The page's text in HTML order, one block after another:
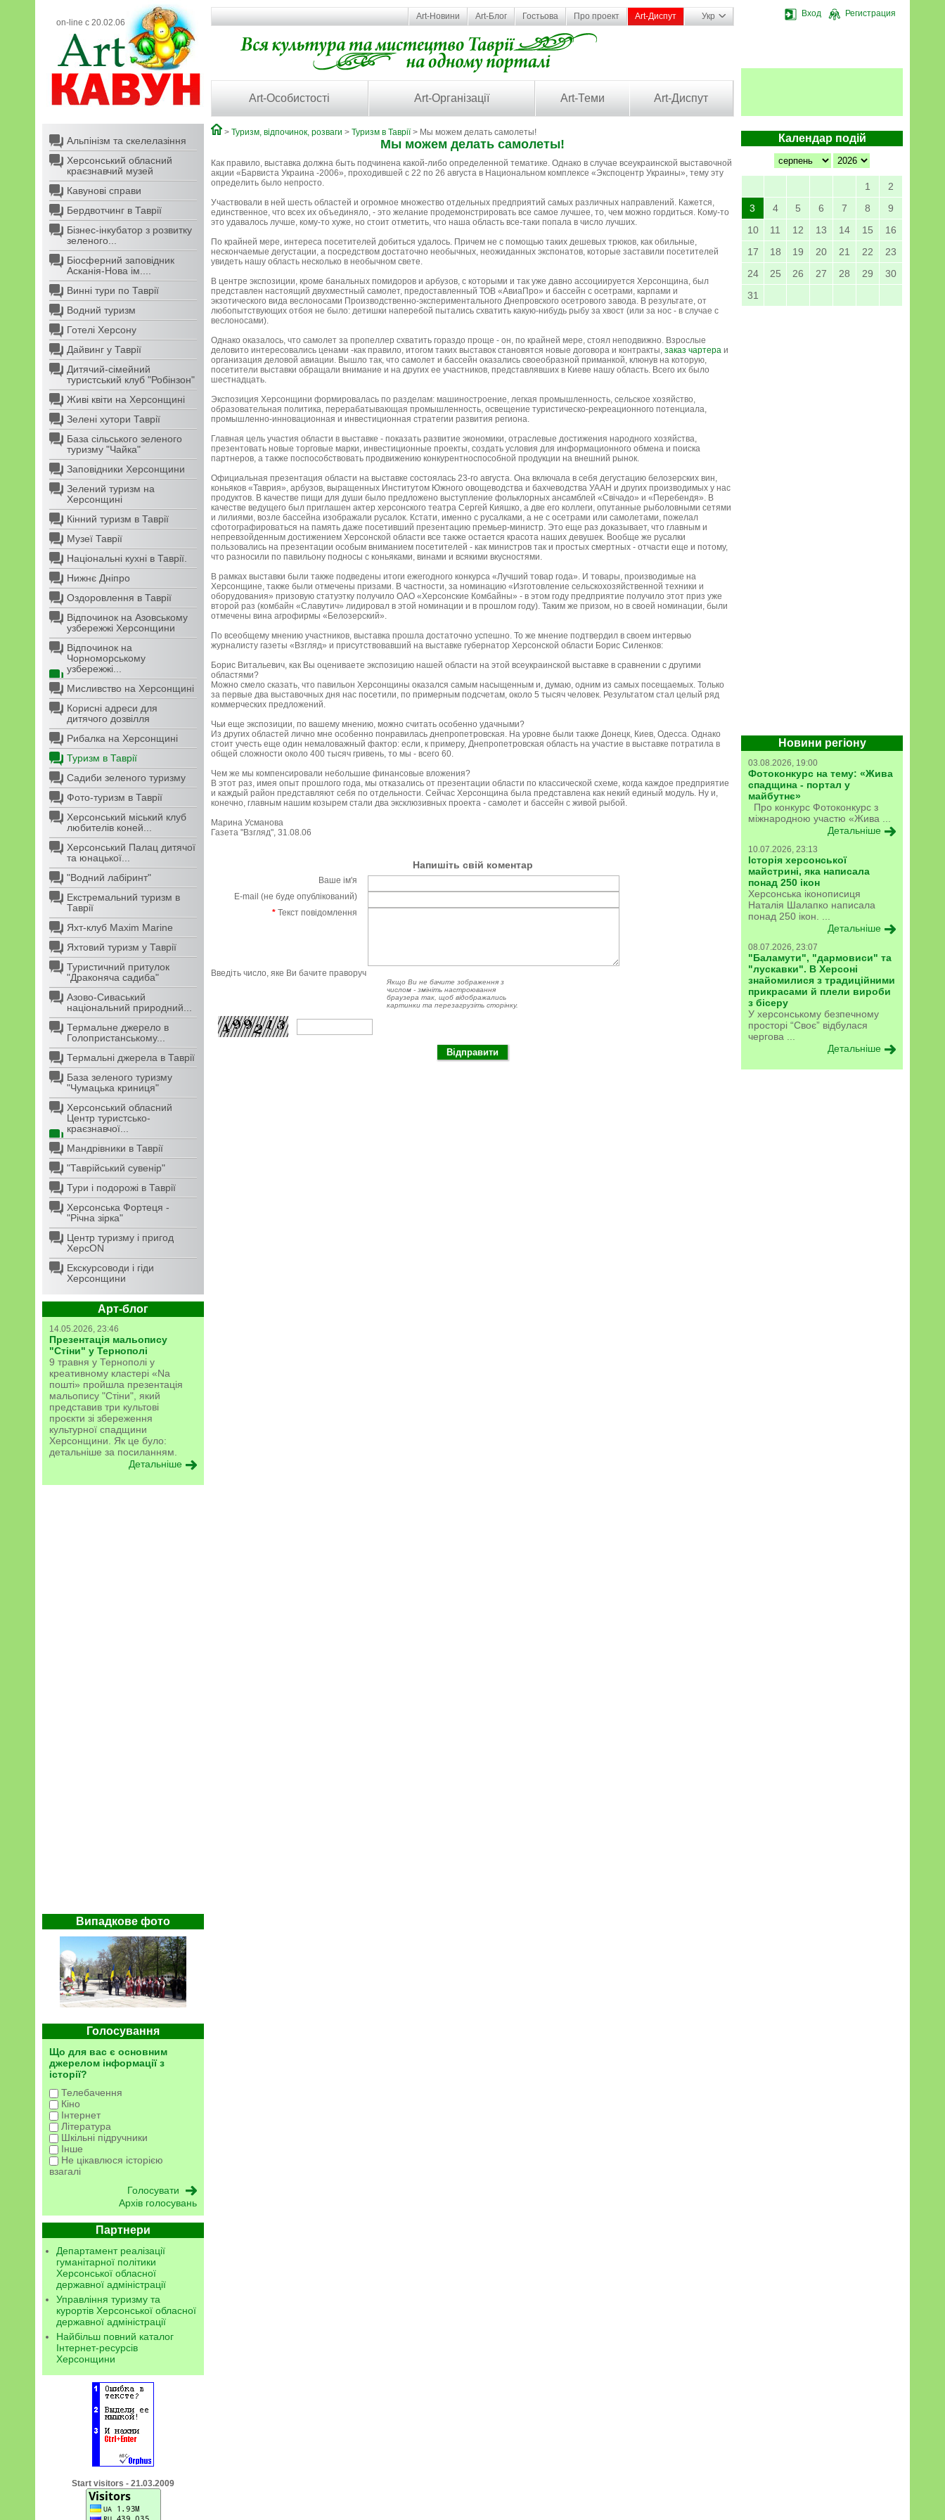
on-line с 20.02.06
Вход Регистрация
Art-Новини Art-Блог Гостьова Про проект Art-Диспут Укр
Art-Особистості Art-Організації Art-Теми Art-Диспут
Альпінізм та скелелазіння
Херсонський обласний
краєзнавчий музей
Кавунові справи
Бердвотчинг в Таврії
Бізнес-інкубатор з розвитку
зеленого...
Біосферний заповідник
Асканія-Нова ім....
Винні тури по Таврії
Водний туризм
Готелі Херсону
Дайвинг у Таврії
Дитячий-сімейний
туристський клуб "Робінзон"
Живі квіти на Херсонщині
Зелені хутори Таврії
База сільського зеленого
туризму "Чайка"
Заповідники Херсонщини
Зелений туризм на
Херсонщині
Кінний туризм в Таврії
Музеї Таврії
Національні кухні в Таврії.
Нижнє Дніпро
Оздоровлення в Таврії
Відпочинок на Азовському
узбережжі Херсонщини
Відпочинок на
Чорноморському
узбережжі...
Мисливство на Херсонщині
Корисні адреси для
дитячого дозвілля
Рибалка на Херсонщині
Туризм в Таврії
Садиби зеленого туризму
Фото-туризм в Таврії
Херсонський міський клуб
любителів коней...
Херсонський Палац дитячої
та юнацької...
"Водний лабіринт"
Екстремальний туризм в
Таврії
Яхт-клуб Maxim Marine
Яхтовий туризм у Таврії
Туристичний притулок
"Драконяча садиба"
Азово-Сиваський
національний природний...
Термальне джерело в
Голопристанському...
Термальні джерела в Таврії
База зеленого туризму
"Чумацька криниця"
Херсонський обласний
Центр туристсько-
краєзнавчої...
Мандрівники в Таврії
"Таврійський сувенір"
Тури і подорожі в Таврії
Херсонська Фортеця -
"Річна зірка"
Центр туризму і пригод
ХерсON
Екскурсоводи і гіди
Херсонщини
Арт-блог
14.05.2026, 23:46
Презентація мальопису
"Стіни" у Тернополі
9 травня у Тернополі у
креативному кластері «Na
пошті» пройшла презентація
мальопису "Стіни", який
представив три культові
проєкти зі збереження
культурної спадщини
Херсонщини. Як це було:
детальніше за посиланням.
Детальніше
Випадкове фото
Голосування
Що для вас є основним
джерелом інформації з
історії?
Телебачення
Кіно
Інтернет
Література
Шкільні підручники
Інше
Не цікавлюся історією
взагалі
Архів голосувань
Партнери
Департамент реалізації
гуманітарної політики
Херсонської обласної
державної адміністрації
Управління туризму та
курортів Херсонської обласної
державної адміністрації
Найбільш повний каталог
Інтернет-ресурсів
Херсонщини
Start visitors - 21.03.2009
Календар подій
1
2
3
4 5 6 7 8
9
10
11 12 13 14 15
16
17
18 19 20 21 22
23
24
25 26 27 28 29
30
31
Новини регіону
03.08.2026, 19:00
Фотоконкурс на тему: «Жива
спадщина - портал у
майбутнє»
Про конкурс Фотоконкурс з
міжнародною участю «Жива ...
Детальніше
10.07.2026, 23:13
Історія херсонської
майстрині, яка написала
понад 250 ікон
Херсонська іконописиця
Наталія Шалапко написала
понад 250 ікон. ...
Детальніше
08.07.2026, 23:07
"Баламути", "дармовиси" та
"лускавки". В Херсоні
знайомилися з традиційними
прикрасами й плели вироби
з бісеру
У херсонському безпечному
просторі “Своє” відбулася
чергова ...
Детальніше
> Туризм, відпочинок, розваги > Туризм в Таврії> Мы можем делать самолеты!
Мы можем делать самолеты!
Как правило, выставка должна быть подчинена какой-либо определенной тематике. Однако в случае всеукраинской выставочной
акции «Барвиста Украина -2006», проходившей с 22 по 26 августа в Национальном комплексе «Экспоцентр Украины», тему эту
определить было непросто.
Участвовали в ней шесть областей и огромное множество отдельных предприятий самых различных направлений. Кажется,
единственное, что всех их объединяло, - это желание продемонстрировать все самое лучшее, то, чем можно гордиться. Кому-то
это удавалось лучше, кому-то хуже, но стоит отметить, что наша область все-таки попала в число лучших.
По крайней мере, интереса посетителей добиться удалось. Причем не с помощью таких дешевых трюков, как обильные,
нескончаемые дегустации, а посредством достаточно необычных, неожиданных экспонатов, которые заставили посетителей
увидеть нашу область несколько в необычном свете.
В центре экспозиции, кроме банальных помидоров и арбузов, с которыми и так уже давно ассоциируется Херсонщина, был
представлен настоящий двухместный самолет, предоставленный ТОВ «АвиаПро» и бассейн с осетрами, карпами и
экзотического вида веслоносами Производственно-экспериментального Днепровского осетрового завода. В результате, от
любопытствующих отбоя не было: детишки наперебой пытались схватить какую-нибудь рыбу за хвост (или за нос - в случае с
веслоносами).
Однако оказалось, что самолет за пропеллер схватить гораздо проще - он, по крайней мере, стоял неподвижно. Взрослые
деловито интересовались ценами -как правило, итогом таких выставок становятся новые договора и контракты, заказ чартера и
организация деловой авиации. Вышло так, что самолет и бассейн оказались своеобразной приманкой, клюнув на которую,
посетители выставки обращали внимание и на других ее участников, представлявших в Киеве нашу область. Всего их было
шестнадцать.
Экспозиция Херсонщини формировалась по разделам: машиностроение, легкая промышленность, сельское хозяйство,
образовательная политика, перерабатывающая промышленность, освещение туристическо-рекреационного потенциала,
промышленно-инновационная и инвестиционная стратегии развития региона.
Главная цель участия области в выставке - показать развитие экономики, отраслевые достижения народного хозяйства,
презентовать новые торговые марки, инвестиционные проекты, создать условия для информационного обмена и поиска
партнеров, а также поспособствовать продвижению конкурентноспособной продукции на внешний рынок.
Официальная презентация области на выставке состоялась 23-го августа. Она включала в себя дегустацию белозерских вин,
коньяков «Таврия», арбузов, выращенных Институтом Южного овощеводства и бахчеводства УААН и других производимых у нас
продуктов. В качестве пищи для души было предложено выступление фольклорных ансамблей «Свічадо» и «Перебендя». В
качестве ведущего был приглашен актер херсонского театра Сергей Кияшко, а две его коллеги, опутанные рыболовными сетями
и лилиями, возле бассейна изображали русалок. Кстати, именно с русалками, а не с осетрами или самолетами, пожелал
сфотографироваться на память даже посетивший презентацию премьер-министр. Это еще раз доказывает, что главным и
непревзойденным достижением Херсонской области все также остается красота наших девушек. Вообще же русалки
пользовались на презентации особым вниманием посетителей - как министров так и простых смертных - отчасти еще и потому,
что разносили по павильону подносы с коньяками, винами и всякими вкусностями.
В рамках выставки были также подведены итоги ежегодного конкурса «Лучший товар года». И товары, производимые на
Херсонщине, также были отмечены призами. В частности, за номинацию «Изготовление сельскохозяйственной техники и
оборудования» призовую статуэтку получило ОАО «Херсонские Комбайны» - в этом году предприятие получило этот приз уже
второй раз (комбайн «Славутич» лидировал в этой номинации и в прошлом году). Таким же призом, но в своей номинации, были
отмечены вина агрофирмы «Белозерский».
По всеобщему мнению участников, выставка прошла достаточно успешно. То же мнение подтвердил в своем интервью
журналисту газеты «Взгляд» и присутствовавший на выставке губернатор Херсонской области Борис Силенков:
Борис Витальевич, как Вы оцениваете экспозицию нашей области на этой всеукраинской выставке в сравнении с другими
областями?
Можно смело сказать, что павильон Херсонщины оказался самым насыщенным и, думаю, одним из самых посещаемых. Только
за первые два выставочных дня нас посетили, по примерным подсчетам, около 5 тысяч человек. Результатом стал целый ряд
коммерческих предложений.
Чьи еще экспозиции, по вашему мнению, можно считать особенно удачными?
Из других областей лично мне особенно понравилась днепропетровская. На уровне были также Донецк, Киев, Одесса. Однако
стоит учесть еще один немаловажный фактор: если, к примеру, Днепропетровская область на участие в выставке потратила в
общей сложности около 400 тысяч гривень, то мы - всего 60.
Чем же мы компенсировали небольшие финансовые вложения?
В этот раз, имея опыт прошлого года, мы отказались от презентации области по классической схеме, когда каждое предприятие
и каждый район представляют себя по отдельности. Сейчас Херсонщина была представлена как некий единый модуль. Ну и,
конечно, главным нашим козырем стали два эксклюзивных проекта - самолет и бассейн с живой рыбой.
Марина Усманова
Газета "Взгляд", 31.08.06
Напишіть свій коментар
Ваше ім'я
E-mail (не буде опублікований)
* Текст повідомлення
Введіть число, яке Ви бачите праворуч
Якщо Ви не бачите зображення з
числом - змініть настроювання
браузера так, щоб відображались
картинки та перезагрузіть сторінку.